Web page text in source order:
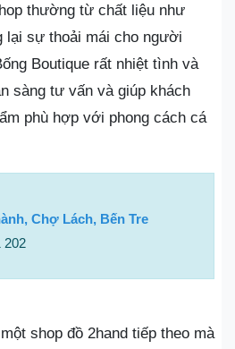
thường từ chất liệu như
lại sự thoải mái cho người
Boutique rất nhiệt tình và
sàng tư vấn và giúp khách
phù hợp với phong cách cá
Chợ Lách, Bến Tre
202
shop đồ 2hand tiếp theo mà